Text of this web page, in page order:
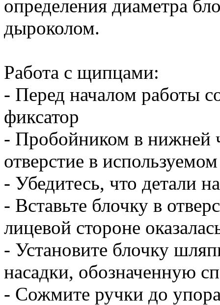
определения диаметра
дыроколом.
Работа с щипцами:
- Перед началом работы
фиксатор
- Пробойником в нижней
отверстие в
- Убедитесь, что детали
- Вставьте блочку в
лицевой стороне
- Установите блочку
насадки, обозначенную
- Сожмите ручки до